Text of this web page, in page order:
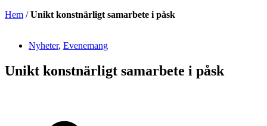
Hem /Unikt konstnärligt samarbete i påsk
Nyheter, Evenemang
Unikt konstnärligt samarbete i påsk